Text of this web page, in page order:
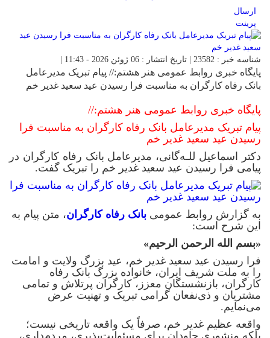
ارسال
پرینت
شناسه خبر : 23582 | تاریخ انتشار : 06 ژوئن 2026 - 11:43 |
پایگاه خبری روابط عمومی هنر هشتم:// پیام تبریک مدیرعامل
بانک رفاه کارگران به مناسبت فرا رسیدن عید سعید غدیر خم
پایگاه خبری روابط عمومی هنر هشتم://
پیام تبریک مدیرعامل بانک رفاه کارگران به مناسبت فرا
رسیدن عید سعید غدیر خم
دکتر اسماعیل للـه‌گانی، مدیرعامل بانک رفاه کارگران در
پیامی فرا رسیدن عید سعید غدیر خم را تبریک گفت.
به گزارش روابط عمومی بانک رفاه کارگران، متن پیام به
این شرح است:
«بسم الله الرحمن الرحیم»
فرا رسیدن عید سعید غدیر خم، عید بزرگ ولایت و امامت
را به ملت شریف ایران، خانواده بزرگ بانک رفاه
کارگران، بازنشستگان معزز، کارگران پرتلاش و تمامی
مشتریان و ذی‌نفعان گرامی تبریک و تهنیت عرض
می‌نمایم.
واقعه عظیم غدیر خم، صرفاً یک واقعه تاریخی نیست؛
بلکه منشوری جاودان برای مسئولیت‌پذیری، مردم‌داری،